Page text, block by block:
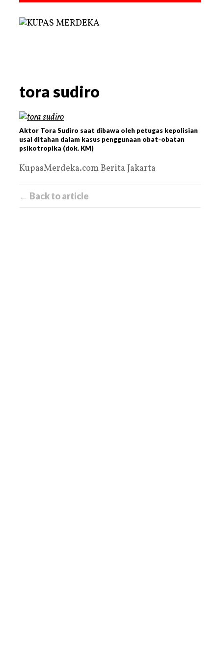
tora sudiro
Aktor Tora Sudiro saat dibawa oleh petugas kepolisian
usai ditahan dalam kasus penggunaan obat-obatan
psikotropika (dok. KM)
KupasMerdeka.com Berita Jakarta
← Back to article